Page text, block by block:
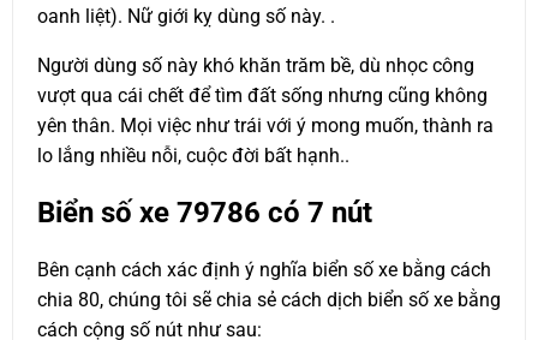
oanh liệt). Nữ giới kỵ dùng số này. .
Người dùng số này khó khăn trăm bề, dù nhọc công
vượt qua cái chết để tìm đất sống nhưng cũng không
yên thân. Mọi việc như trái với ý mong muốn, thành ra
lo lắng nhiều nỗi, cuộc đời bất hạnh..
Biển số xe 79786 có 7 nút
Bên cạnh cách xác định ý nghĩa biển số xe bằng cách
chia 80, chúng tôi sẽ chia sẻ cách dịch biển số xe bằng
cách cộng số nút như sau: